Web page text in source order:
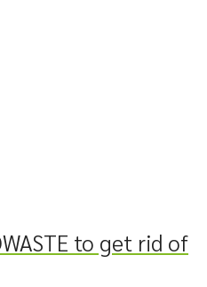
to get rid of